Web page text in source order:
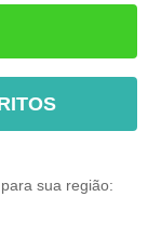
sua região: